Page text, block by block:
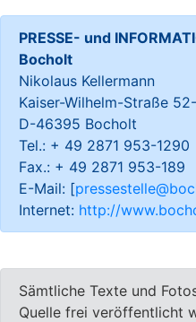
PRESSE- und
Bocholt
Nikolaus Kellermann
Kaiser-Wilhelm-Straße
D-46395 Bocholt
Tel.: + 49 2871 953-1290
Fax.: + 49 2871 953-189
E-Mail: [
Internet: http://
Sämtliche Texte und
Quelle frei veröffentlicht